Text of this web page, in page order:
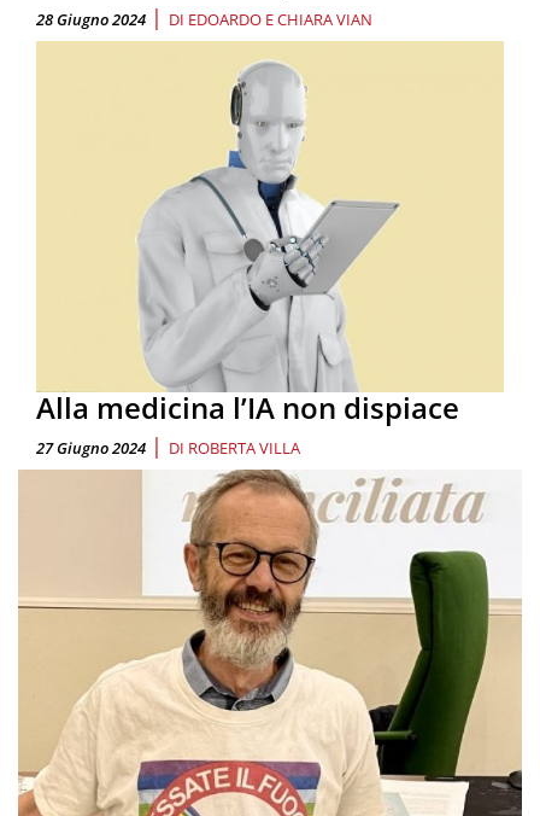
28 Giugno 2024 | DI EDOARDO E CHIARA VIAN
Alla medicina l’IA non dispiace
27 Giugno 2024 | DI ROBERTA VILLA